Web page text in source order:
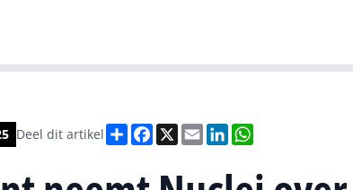
Deel dit artikel DeelFacebook
X EmailLinkedIn